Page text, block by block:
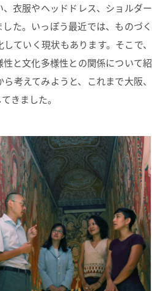
衣服やヘッドドレス、ショルダー
た。いっぽう最近では、ものづく
ていく現状もあります。そこで、
と文化多様性との関係について紹
考えてみようと、これまで大阪、
きました。